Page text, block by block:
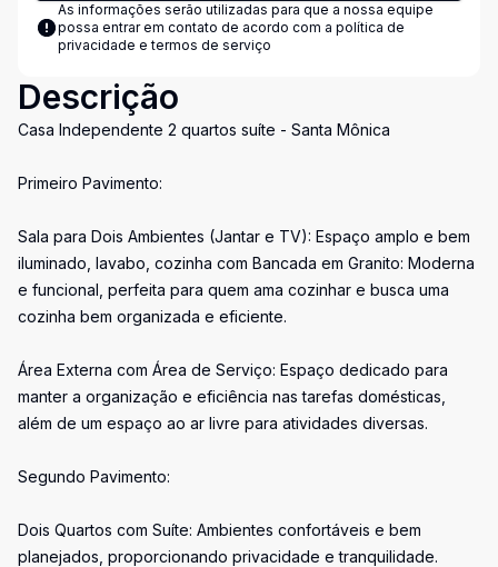
As informações serão utilizadas para que a nossa equipe
possa entrar em contato de acordo com a política de
privacidade e termos de serviço
Descrição
Casa Independente 2 quartos suíte - Santa Mônica
Primeiro Pavimento:
Sala para Dois Ambientes (Jantar e TV): Espaço amplo e bem
iluminado, lavabo, cozinha com Bancada em Granito: Moderna
e funcional, perfeita para quem ama cozinhar e busca uma
cozinha bem organizada e eficiente.
Área Externa com Área de Serviço: Espaço dedicado para
manter a organização e eficiência nas tarefas domésticas,
além de um espaço ao ar livre para atividades diversas.
Segundo Pavimento:
Dois Quartos com Suíte: Ambientes confortáveis e bem
planejados, proporcionando privacidade e tranquilidade.